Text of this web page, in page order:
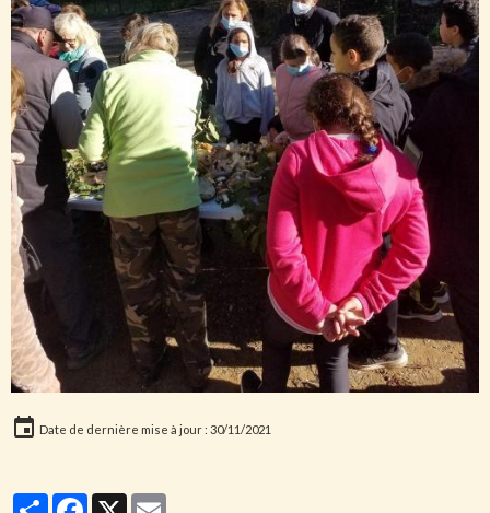
Date de dernière mise à jour : 30/11/2021
PartagerFacebook
X